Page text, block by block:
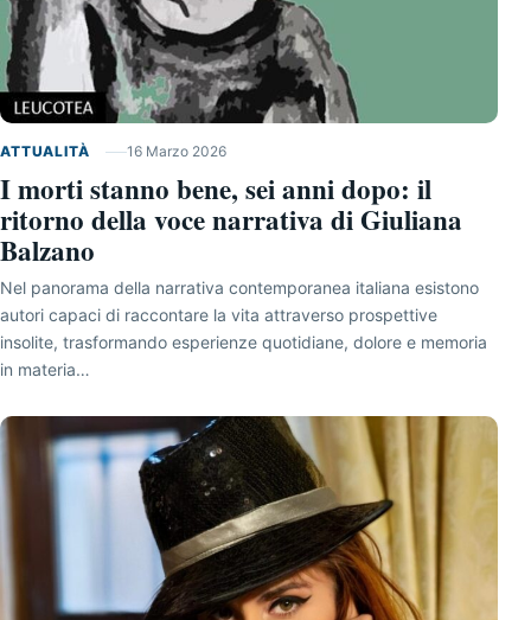
ATTUALITÀ 16 Marzo 2026
I morti stanno bene, sei anni dopo: il
ritorno della voce narrativa di Giuliana
Balzano
Nel panorama della narrativa contemporanea italiana esistono
autori capaci di raccontare la vita attraverso prospettive
insolite, trasformando esperienze quotidiane, dolore e memoria
in materia…